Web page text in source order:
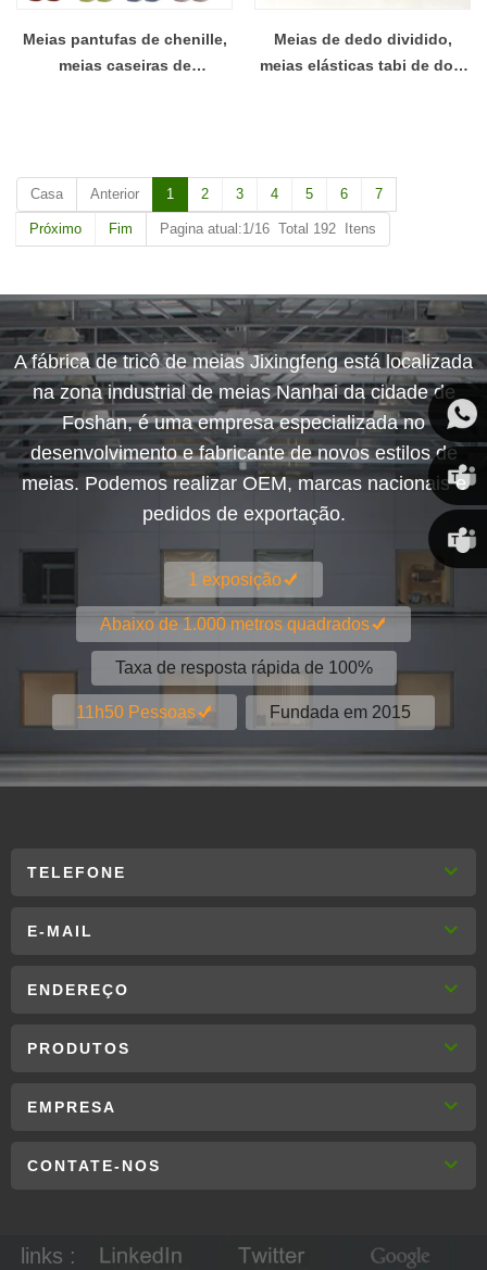
Meias pantufas de chenille,
meias caseiras de
compressão personalizadas
Meias de dedo dividido,
meias elásticas tabi de dois
Casa Anterior 1 2 3 4 5 6 7
Próximo Fim Pagina atual:1/16 Total 192 Itens
A fábrica de tricô de meias Jixingfeng está localizada
na zona industrial de meias Nanhai da cidade de
Foshan, é uma empresa especializada no
desenvolvimento e fabricante de novos estilos de
meias. Podemos realizar OEM, marcas nacionais e
pedidos de exportação.
1 exposição
Abaixo de 1.000 metros quadrados
Taxa de resposta rápida de 100%
11h50 Pessoas Fundada em 2015
TELEFONE
E-MAIL
ENDEREÇO
PRODUTOS
EMPRESA
CONTATE-NOS
links :
Susan